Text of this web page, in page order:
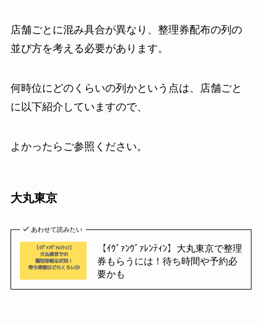
店舗ごとに混み具合が異なり、整理券配布の列の
並び方を考える必要があります。
何時位にどのくらいの列かという点は、店舗ごと
に以下紹介していますので、
よかったらご参照ください。
大丸東京
あわせて読みたい
【ｲｳﾞｧﾝｳﾞｧﾚﾝﾃｨﾝ】大丸東京で整理
券もらうには！待ち時間や予約必
要かも